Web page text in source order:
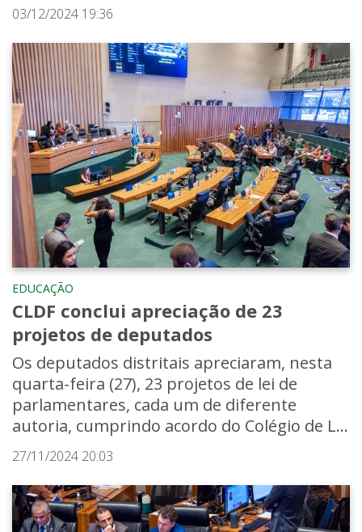
03/12/2024 19:36
EDUCAÇÃO
CLDF conclui apreciação de 23
projetos de deputados
Os deputados distritais apreciaram, nesta
quarta-feira (27), 23 projetos de lei de
parlamentares, cada um de diferente
autoria, cumprindo acordo do Colégio de L...
27/11/2024 20:03